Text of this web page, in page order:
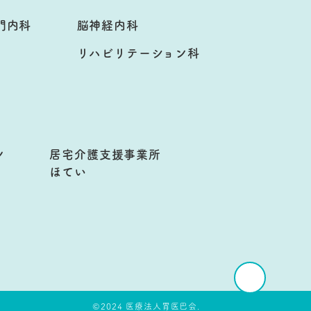
内科
脳神経内科
リハビリテーション科
居宅介護支援事業所
ほてい
©2024 医療法人胃医巴会.